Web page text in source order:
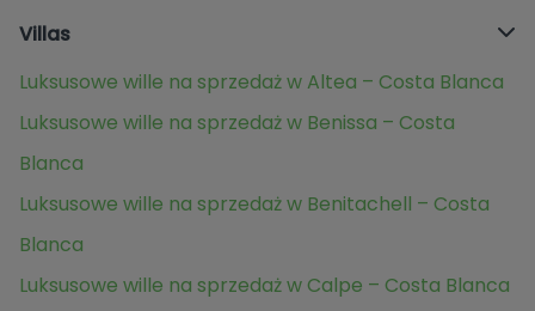
Villas
Luksusowe wille na sprzedaż w Altea – Costa Blanca
Luksusowe wille na sprzedaż w Benissa – Costa
Blanca
Luksusowe wille na sprzedaż w Benitachell – Costa
Blanca
Luksusowe wille na sprzedaż w Calpe – Costa Blanca